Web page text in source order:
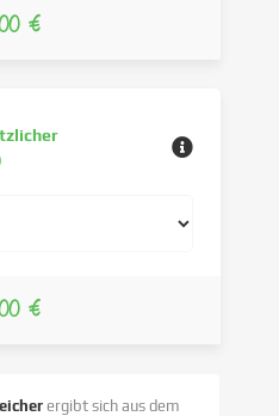
€
€
ergibt sich aus dem